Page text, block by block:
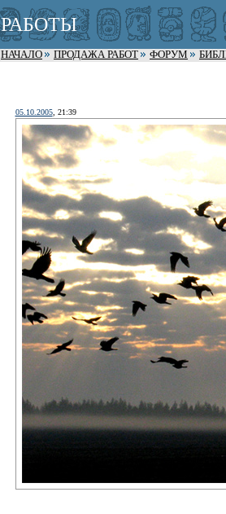
РАБОТЫ
НАЧАЛО ПРОДАЖА РАБОТ ФОРУМ
05.10.2005, 21:39